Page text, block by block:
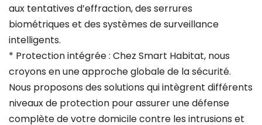
aux tentatives d’effraction, des serrures
biométriques et des systèmes de surveillance
intelligents.
* Protection intégrée : Chez Smart Habitat, nous
croyons en une approche globale de la sécurité.
Nous proposons des solutions qui intègrent différents
niveaux de protection pour assurer une défense
complète de votre domicile contre les intrusions et